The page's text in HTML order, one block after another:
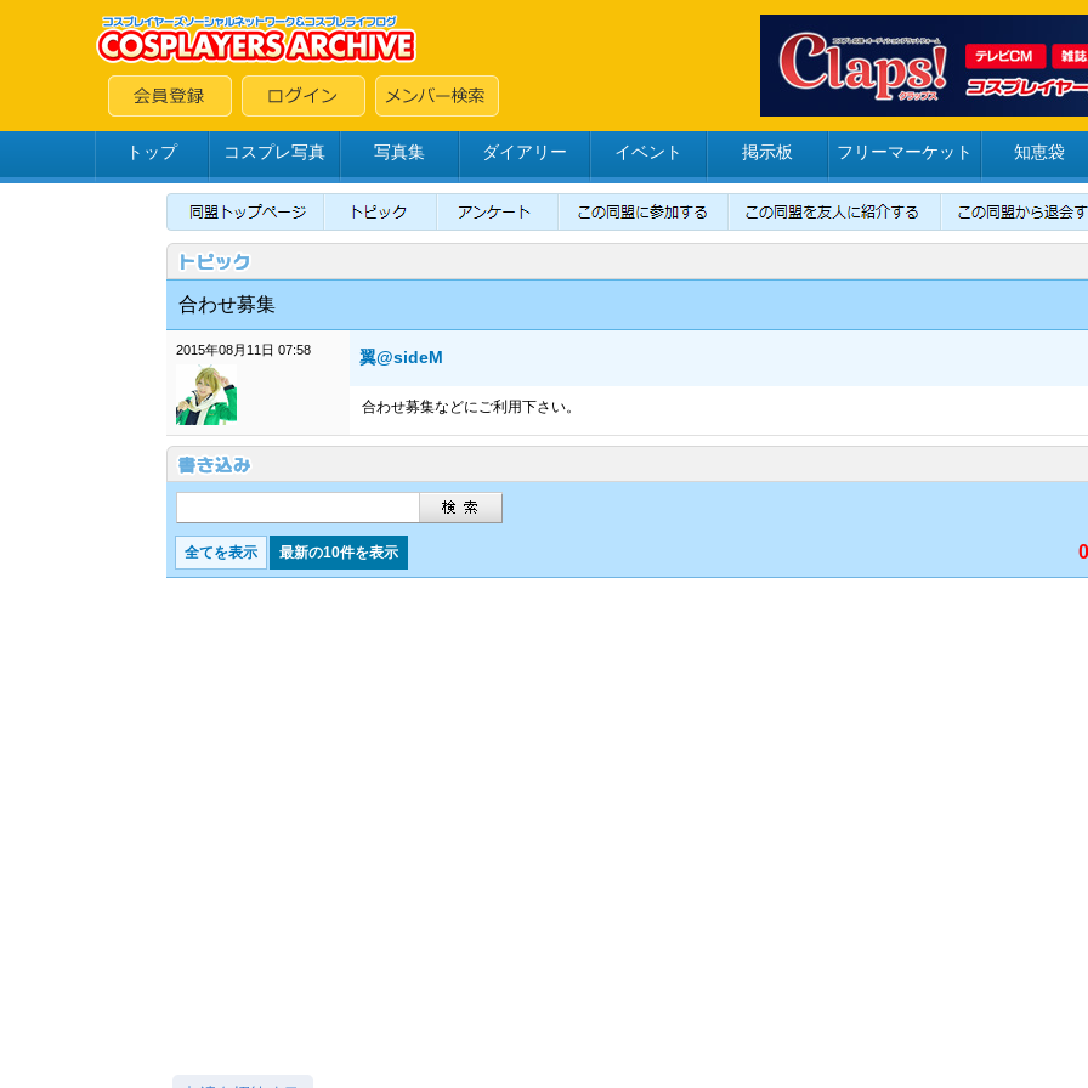
トップ コスプレ写真 写真集 ダイアリー イベント 掲示板 フリーマーケット 知恵袋
合わせ募集
2015年08月11日 07:58 翼@sideM
合わせ募集などにご利用下さい。
全てを表示 最新の10件を表示 0